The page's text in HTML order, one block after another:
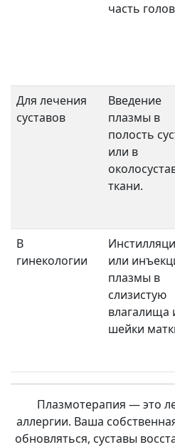
часть
Для лечения
суставов
Введение
плазмы в
полость
или в
ткани.
В
гинекологии
или
плазмы в
слизистую
влагалища
шейки
Плазмотерапия — это
аллергии. Ваша
обновляться, суставы